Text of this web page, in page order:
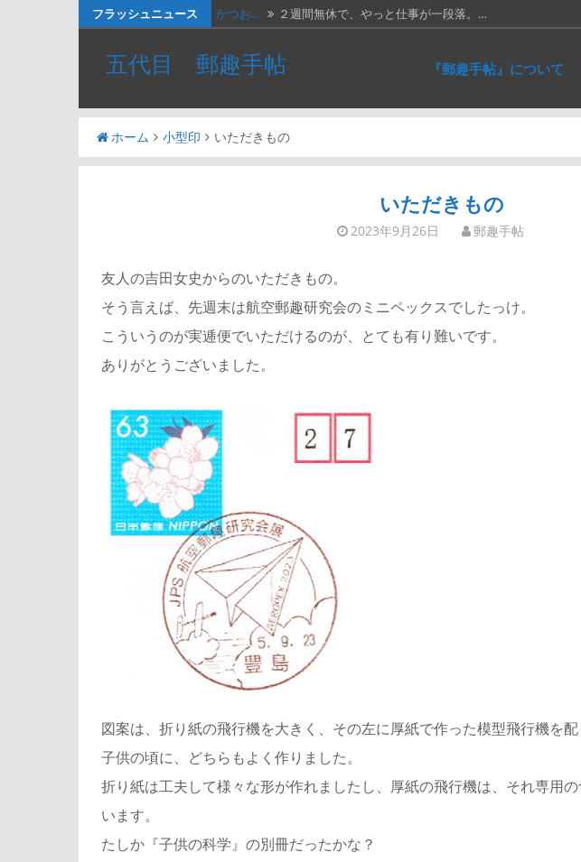
ツ
ス
フラッシュニュース かつお… ２週間無休で、やっと仕事が一段落。…
ベトナ… 画像は、北ベトナムが1966年に発…
ネパー… 画像は1967年に撮影された、ネパ…
かつお… 画像の表は、「かつお釣り50銭」と…
五代目 郵趣手帖 『郵趣手帖』について
ホーム 小型印 いただきもの
いただきもの
2023年9月26日 郵趣手帖
友人の吉田女史からのいただきもの。
そう言えば、先週末は航空郵趣研究会のミニペックスでしたっけ。
こういうのが実逓便でいただけるのが、とても有り難いです。
ありがとうございました。
図案は、折り紙の飛行機を大きく、その左に厚紙で作った模型飛行機を配
子供の頃に、どちらもよく作りました。
折り紙は工夫して様々な形が作れましたし、厚紙の飛行機は、それ専用
います。
たしか『子供の科学』の別冊だったかな？